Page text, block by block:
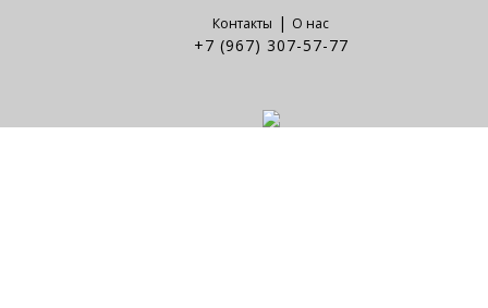
Контакты | О нас
+7 (967) 307-57-77